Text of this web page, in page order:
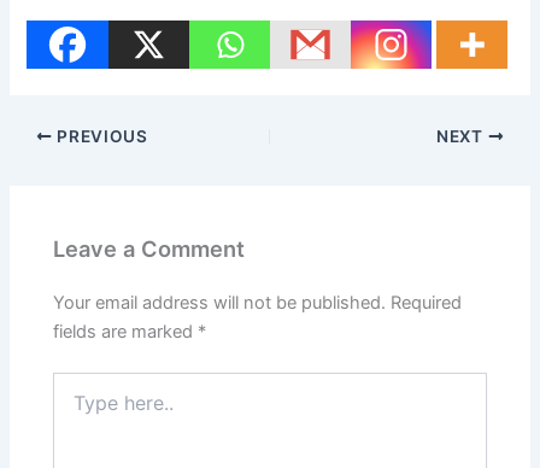
PREVIOUS NEXT
Leave a Comment
Your email address will not be published. Required
fields are marked *
here..